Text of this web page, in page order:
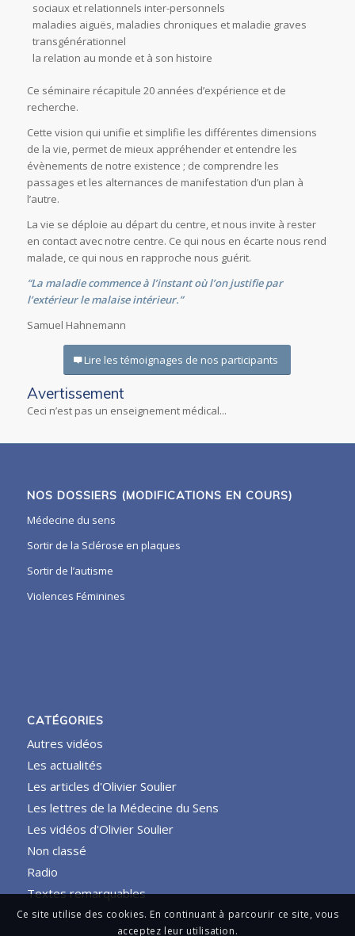
sociaux et relationnels inter-personnels
maladies aiguës, maladies chroniques et maladie graves
transgénérationnel
la relation au monde et à son histoire
Ce séminaire récapitule 20 années d’expérience et de
recherche.
Cette vision qui unifie et simplifie les différentes dimensions
de la vie, permet de mieux appréhender et entendre les
évènements de notre existence ; de comprendre les
passages et les alternances de manifestation d’un plan à
l’autre.
La vie se déploie au départ du centre, et nous invite à rester
en contact avec notre centre. Ce qui nous en écarte nous rend
malade, ce qui nous en rapproche nous guérit.
“La maladie commence à l’instant où l’on justifie par
l’extérieurle malaise intérieur.”
Samuel Hahnemann
Lire les témoignages de nos participants
Avertissement
Ceci n’est pas un enseignement médical...
NOS DOSSIERS (MODIFICATIONS EN COURS)
Médecine du sens
Sortir de la Sclérose en plaques
Sortir de l’autisme
Violences Féminines
CATÉGORIES
Autres vidéos
Les actualités
Les articles d'Olivier Soulier
Les lettres de la Médecine du Sens
Les vidéos d'Olivier Soulier
Non classé
Radio
Textes remarquables
Ce site utilise des cookies. En continuant à parcourir ce site, vous
acceptez leur utilisation.